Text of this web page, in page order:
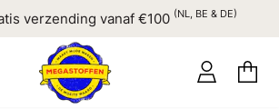
verzending vanaf €100(NL, BE & DE)